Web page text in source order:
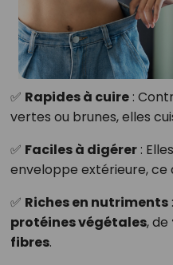
✅ Rapides à cuire:
vertes ou brunes, elles
✅ Faciles à digérer:
enveloppe extérieure, ce
✅ Riches en nutriments
protéines végétales, de
fibres.